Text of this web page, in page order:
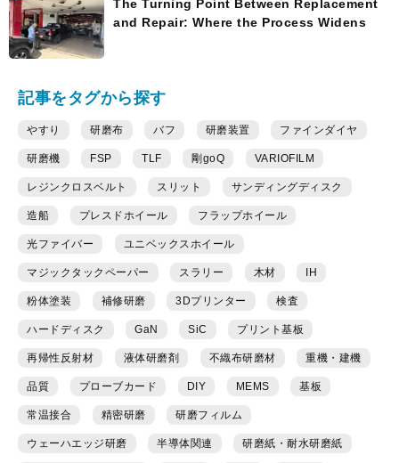
The Turning Point Between Replacement
and Repair: Where the Process Widens
記事をタグから探す
やすり 研磨布 バフ 研磨装置 ファインダイヤ
研磨機 FSP TLF 剛goQ VARIOFILM
レジンクロスベルト スリット サンディングディスク
造船 プレスドホイール フラップホイール
光ファイバー ユニベックスホイール
マジックタックペーパー スラリー 木材 IH
粉体塗装 補修研磨 3Dプリンター 検査
ハードディスク GaN SiC プリント基板
再帰性反射材 液体研磨剤 不織布研磨材 重機・建機
品質 プローブカード DIY MEMS 基板
常温接合 精密研磨 研磨フィルム
ウェーハエッジ研磨 半導体関連 研磨紙・耐水研磨紙